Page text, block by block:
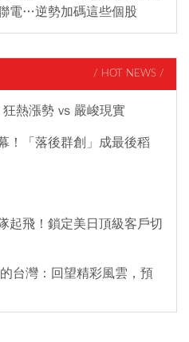
電…逆勢加碼這些個股
/ HOT NEWS /
熱漲勢 vs 嚴峻現實
！「落後群創」成最後稻
起飛！鎖定美日頂級客戶切
台灣：回望精彩風雲，預